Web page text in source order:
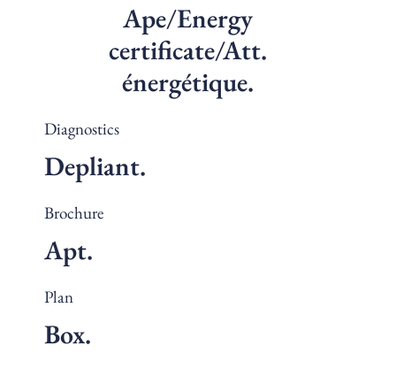
Ape/Energy
certificate/Att.
énergétique.
Diagnostics
Depliant.
Brochure
Apt.
Plan
Box.